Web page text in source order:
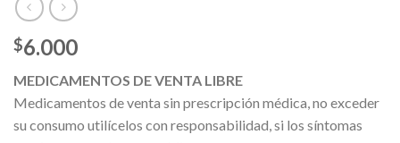
$6.000
MEDICAMENTOS DE VENTA LIBRE
Medicamentos de venta sin prescripción médica, no exceder
su consumo utilícelos con responsabilidad, si los síntomas